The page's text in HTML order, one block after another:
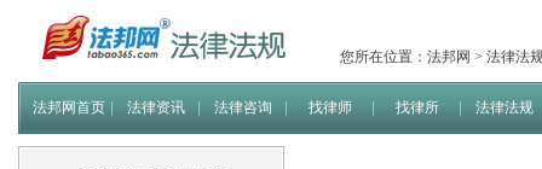
您所在位置： 法邦网 > 法律法
法邦网首页 法律资讯 法律咨询 找律师 找律所 法律法规